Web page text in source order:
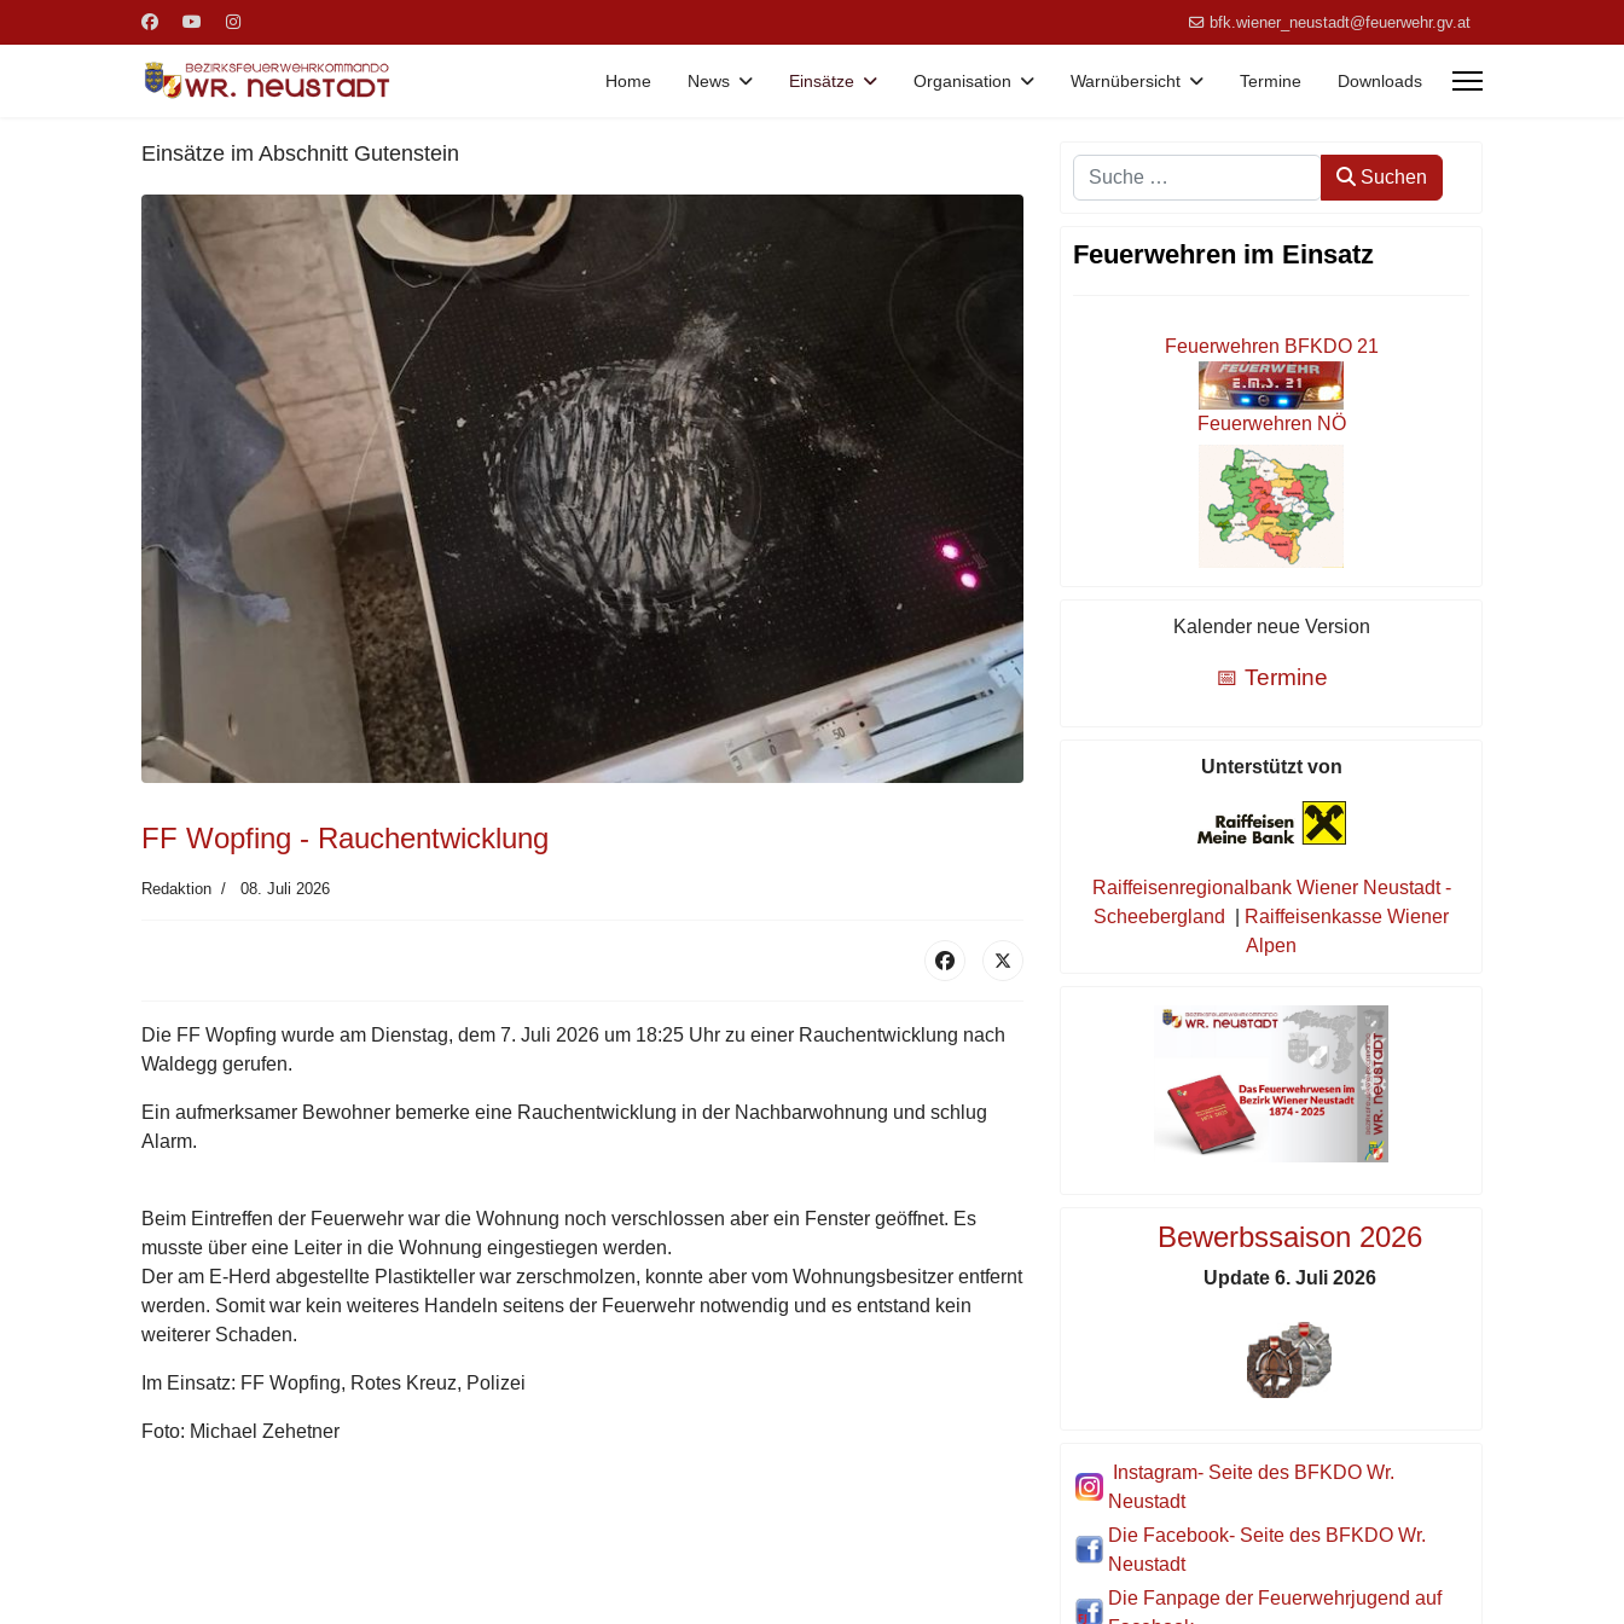
bfk.wiener_neustadt@feuerwehr.gv.at
Home News Einsätze Organisation Warnübersicht Termine Downloads
Einsätze im Abschnitt Gutenstein
FF Wopfing - Rauchentwicklung
Redaktion 08. Juli 2026
Die FF Wopfing wurde am Dienstag, dem 7. Juli 2026 um 18:25 Uhr zu einer Rauchentwicklung nach
Waldegg gerufen.
Ein aufmerksamer Bewohner bemerke eine Rauchentwicklung in der Nachbarwohnung und schlug
Alarm.
Beim Eintreffen der Feuerwehr war die Wohnung noch verschlossen aber ein Fenster geöffnet. Es
musste über eine Leiter in die Wohnung eingestiegen werden.
Der am E-Herd abgestellte Plastikteller war zerschmolzen, konnte aber vom Wohnungsbesitzer entfernt
werden. Somit war kein weiteres Handeln seitens der Feuerwehr notwendig und es entstand kein
weiterer Schaden.
Im Einsatz: FF Wopfing, Rotes Kreuz, Polizei
Foto: Michael Zehetner
Suchen Suchen
Feuerwehren im Einsatz
Feuerwehren BFKDO 21
Feuerwehren NÖ
Kalender neue Version
📅 Termine
Unterstützt von
Raiffeisenregionalbank Wiener Neustadt -
Scheebergland
Raiffeisenkasse Wiener
Alpen
Bewerbssaison 2026
Update 6. Juli 2026
Instagram- Seite des BFKDO Wr.
Neustadt
Die Facebook- Seite des BFKDO Wr.
Neustadt
Die Fanpage der Feuerwehrjugend auf